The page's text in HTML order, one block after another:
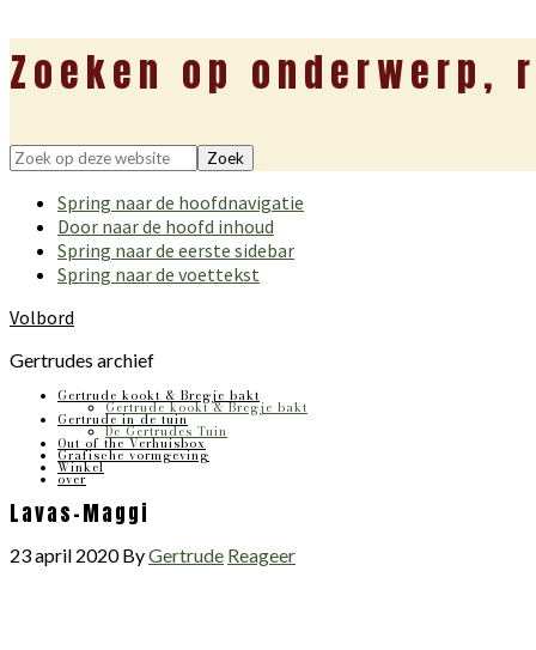
Zoeken op onderwerp,
Zoek
deze
website
Spring naar de hoofdnavigatie
Door naar de hoofd inhoud
Spring naar de eerste sidebar
Spring naar de voettekst
Volbord
Gertrudes archief
Gertrude kookt & Bregje bakt
Gertrude kookt & Bregje bakt
Gertrude in de tuin
De Gertrudes Tuin
Out of the Verhuisbox
Grafische vormgeving
Winkel
over
Lavas-Maggi
23 april 2020ByGertrude Reageer